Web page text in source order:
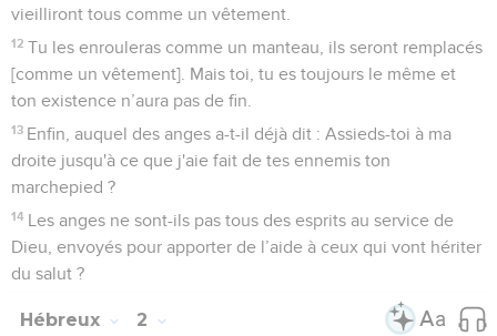
vieilliront tous comme un vêtement.
12 Tu les enrouleras comme un manteau, ils seront remplacés
[comme un vêtement]. Mais toi, tu es toujours le même et
ton existence n’aura pas de fin.
13 Enfin, auquel des anges a-t-il déjà dit : Assieds-toi à ma
droite jusqu'à ce que j'aie fait de tes ennemis ton
marchepied ?
14 Les anges ne sont-ils pas tous des esprits au service de
Dieu, envoyés pour apporter de l’aide à ceux qui vont hériter
du salut ?
Hébreux 2